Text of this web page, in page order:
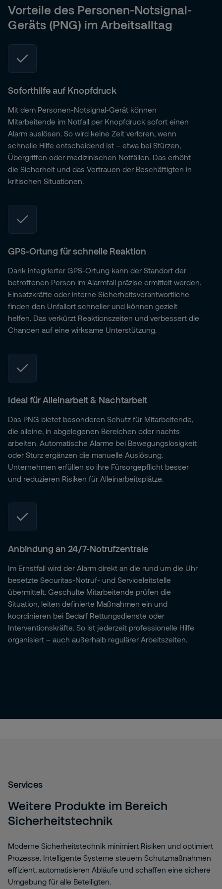
Vorteile des Personen-Notsignal-
Geräts (PNG) im Arbeitsalltag
Soforthilfe auf Knopfdruck
Mit dem Personen-Notsignal-Gerät können
Mitarbeitende im Notfall per Knopfdruck sofort einen
Alarm auslösen. So wird keine Zeit verloren, wenn
schnelle Hilfe entscheidend ist – etwa bei Stürzen,
Übergriffen oder medizinischen Notfällen. Das erhöht
die Sicherheit und das Vertrauen der Beschäftigten in
kritischen Situationen.
GPS-Ortung für schnelle Reaktion
Dank integrierter GPS-Ortung kann der Standort der
betroffenen Person im Alarmfall präzise ermittelt werden.
Einsatzkräfte oder interne Sicherheitsverantwortliche
finden den Unfallort schneller und können gezielt
helfen. Das verkürzt Reaktionszeiten und verbessert die
Chancen auf eine wirksame Unterstützung.
Ideal für Alleinarbeit & Nachtarbeit
Das PNG bietet besonderen Schutz für Mitarbeitende,
die alleine, in abgelegenen Bereichen oder nachts
arbeiten. Automatische Alarme bei Bewegungslosigkeit
oder Sturz ergänzen die manuelle Auslösung.
Unternehmen erfüllen so ihre Fürsorgepflicht besser
und reduzieren Risiken für Alleinarbeitsplätze.
Anbindung an 24/7-Notrufzentrale
Im Ernstfall wird der Alarm direkt an die rund um die Uhr
besetzte Securitas-Notruf- und Serviceleitstelle
übermittelt. Geschulte Mitarbeitende prüfen die
Situation, leiten definierte Maßnahmen ein und
koordinieren bei Bedarf Rettungsdienste oder
Interventionskräfte. So ist jederzeit professionelle Hilfe
organisiert – auch außerhalb regulärer Arbeitszeiten.
Services
Weitere Produkte im Bereich
Sicherheitstechnik
Moderne Sicherheitstechnik minimiert Risiken und optimiert
Prozesse. Intelligente Systeme steuern Schutzmaßnahmen
effizient, automatisieren Abläufe und schaffen eine sichere
Umgebung für alle Beteiligten.